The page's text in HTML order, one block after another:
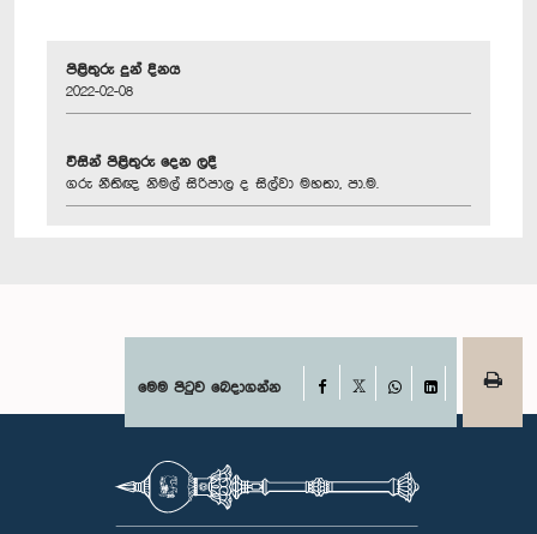
පිළිතුරු දුන් දිනය
2022-02-08
විසින් පිළිතුරු දෙන ලදී
ගරු නීතිඥ නිමල් සිරිපාල ද සිල්වා මහතා, පා.ම.
මෙම පිටුව බෙදාගන්න Facebook
WhatsAppLinkedIn